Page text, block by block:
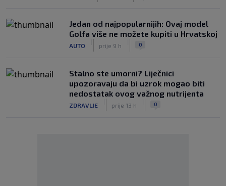
Jedan od najpopularnijih: Ovaj model
Golfa više ne možete kupiti u Hrvatskoj
AUTO prije 9 h 0
Stalno ste umorni? Liječnici
upozoravaju da bi uzrok mogao biti
nedostatak ovog važnog nutrijenta
ZDRAVLJE prije 13 h 0